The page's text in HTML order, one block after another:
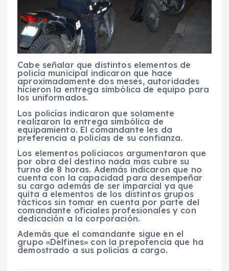
Cabe señalar que distintos elementos de
policía municipal indicaron que hace
aproximadamente dos meses, autoridades
hicieron la entrega simbólica de equipo para
los uniformados.
Los policías indicaron que solamente
realizaron la entrega simbólica de
equipamiento. El comandante les da
preferencia a policías de su confianza.
Los elementos policiacos argumentaron que
por obra del destino nada mas cubre su
turno de 8 horas. Además indicaron que no
cuenta con la capacidad para desempeñar
su cargo además de ser imparcial ya que
quita a elementos de los distintos grupos
tácticos sin tomar en cuenta por parte del
comandante oficiales profesionales y con
dedicación a la corporación.
Además que el comandante sigue en el
grupo «Delfines» con la prepotencia que ha
demostrado a sus policías a cargo.